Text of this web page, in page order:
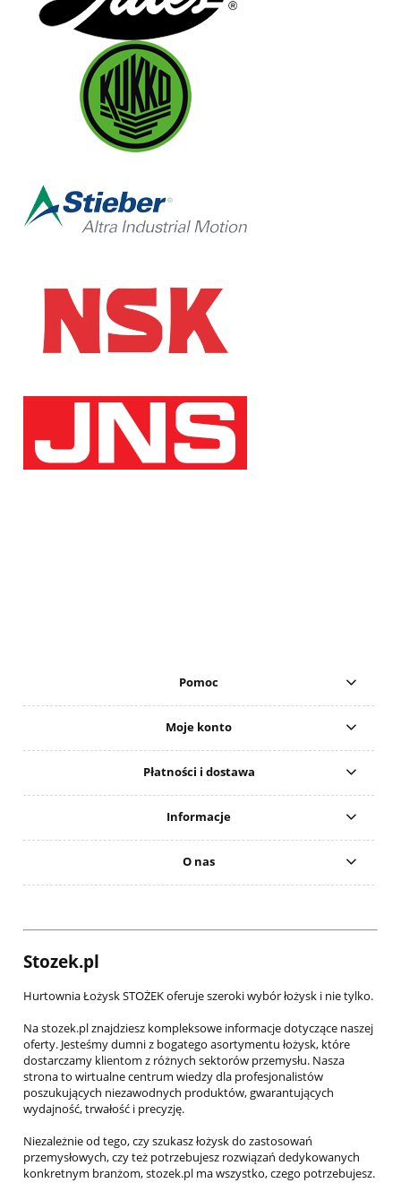
Pomoc
Moje konto
Płatności i dostawa
Informacje
O nas
Stozek.pl
Hurtownia Łożysk STOŻEK oferuje szeroki wybór łożysk i nie tylko.
Na stozek.pl znajdziesz kompleksowe informacje dotyczące naszej
oferty. Jesteśmy dumni z bogatego asortymentu łożysk, które
dostarczamy klientom z różnych sektorów przemysłu. Nasza
strona to wirtualne centrum wiedzy dla profesjonalistów
poszukujących niezawodnych produktów, gwarantujących
wydajność, trwałość i precyzję.
Niezależnie od tego, czy szukasz łożysk do zastosowań
przemysłowych, czy też potrzebujesz rozwiązań dedykowanych
konkretnym branżom, stozek.pl ma wszystko, czego potrzebujesz.